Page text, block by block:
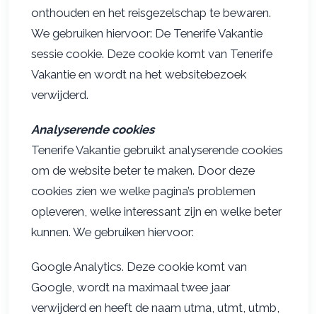
onthouden en het reisgezelschap te bewaren.
We gebruiken hiervoor: De Tenerife Vakantie
sessie cookie. Deze cookie komt van Tenerife
Vakantie en wordt na het websitebezoek
verwijderd.
Analyserende cookies
Tenerife Vakantie gebruikt analyserende cookies
om de website beter te maken. Door deze
cookies zien we welke pagina’s problemen
opleveren, welke interessant zijn en welke beter
kunnen. We gebruiken hiervoor:
Google Analytics. Deze cookie komt van
Google, wordt na maximaal twee jaar
verwijderd en heeft de naam utma, utmt, utmb,